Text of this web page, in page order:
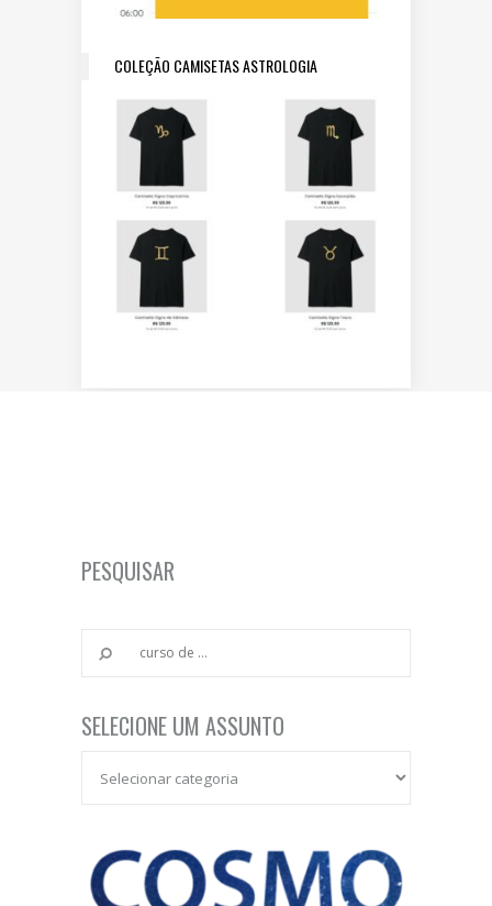
COLEÇÃO CAMISETAS ASTROLOGIA
PESQUISAR
SELECIONE UM ASSUNTO
Selecione um Assunto